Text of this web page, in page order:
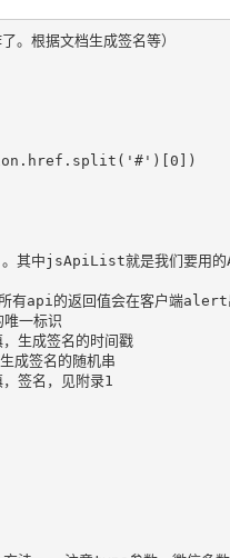
根据文档生成签名等）
中jsApiList就是我们要用
的返回值会在客户端alert
一标识
成签名的时间戳
签名的随机串
名，见附录1